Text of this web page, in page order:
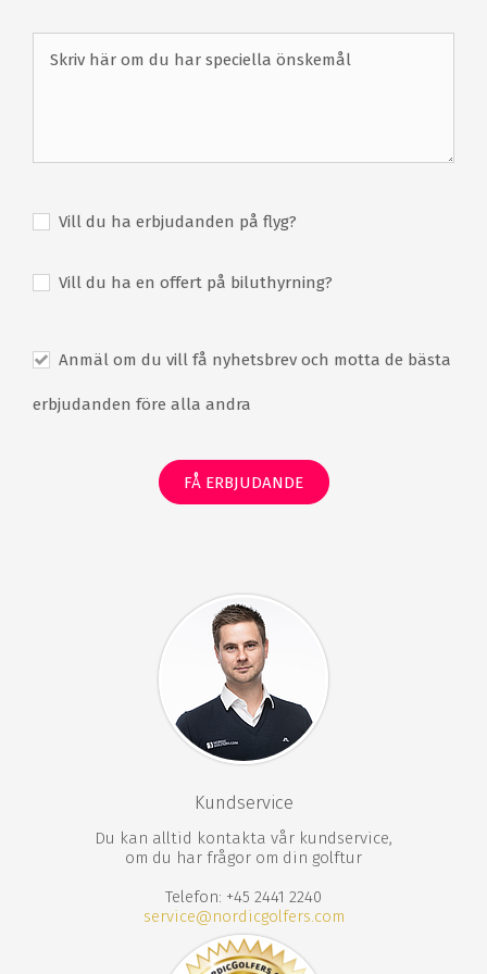
brett urval av andra restauranger och barer, så som
Arola, som serverar klassiska portugisiska rätter med en
spaområde, där Sintra bergets naturliga lugn inspirerar
till en lugn väg till totalt välmående. Resortens spa på 1
sortiment av de mest sofistikerade terapier och
Spaområdet innehåller två relaxområden, 9
behandlingsrum och en svit reserverad till de som
föredrar mer avskildhet. I den fantastiska trädgården
Penha Longa Resort data om golfbanorna
5926 meter från vit tee
5512 meter från gul tee
5098 meter från röd tee
2221 meter från gul tee
Penha Longa Resort faciliteter
4 lägenheter
Bo på banan
Vill du ha erbjudanden på flyg?
Vill du ha en offert på biluthyrning?
Anmäl om du vill få nyhetsbrev och motta de bästa
erbjudanden före alla andra
FÅ ERBJUDANDE
Kundservice
Du kan alltid kontakta vår kundservice,
om du har frågor om din golftur
Telefon: +45 2441 2240
service@nordicgolfers.com